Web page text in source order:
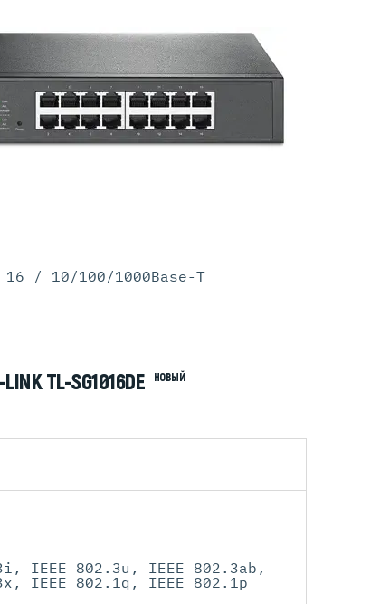
Серверы
Серверы DELL
DELL G17
DELL G16
DELL G15
Серверы HP
HPE Gen10 Plus
/ 10/100/1000Base-T
TL-SG1016DE НОВЫЙ
IEEE 802.3u, IEEE 802.3ab,
IEEE 802.1q, IEEE 802.1p